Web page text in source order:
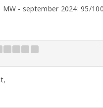
MW - september 2024: 95/